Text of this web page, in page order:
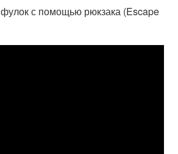
с помощью рюкзака (Escape